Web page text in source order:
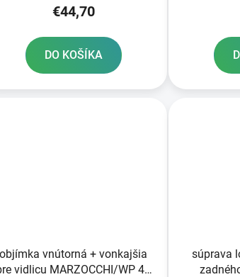
€44,70
DO KOŠÍKA
objímka vnútorná + vonkajšia
vidlicu MARZOCCHI/WP 45
súprava